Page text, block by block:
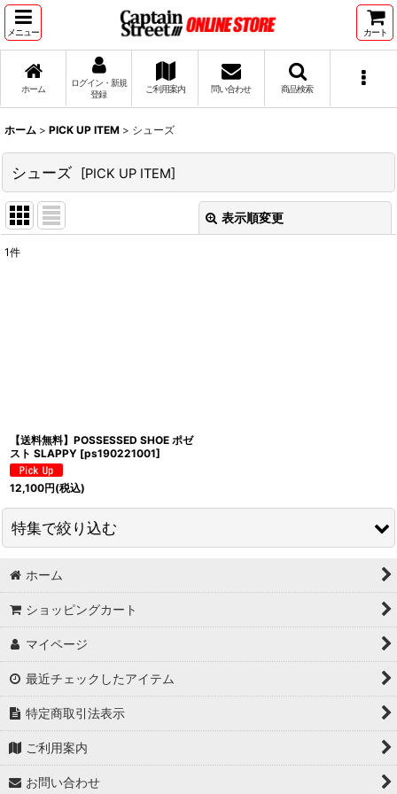
メニュー カート
ホーム
ログイン・新規
登録
ご利用案内 問い合わせ 商品検索
ホーム > PICK UP ITEM > シューズ
シューズ [PICK UP ITEM]
表示順変更
1件
【送料無料】POSSESSED SHOE ポゼ
スト SLAPPY [ps190221001]
12,100円(税込)
特集で絞り込む
タンクトップ
S/S Tシャツ
L/S Tシャツ
POLO シャツ
S/S シャツ
ホーム
ショッピングカート
マイページ
最近チェックしたアイテム
特定商取引法表示
ご利用案内
お問い合わせ